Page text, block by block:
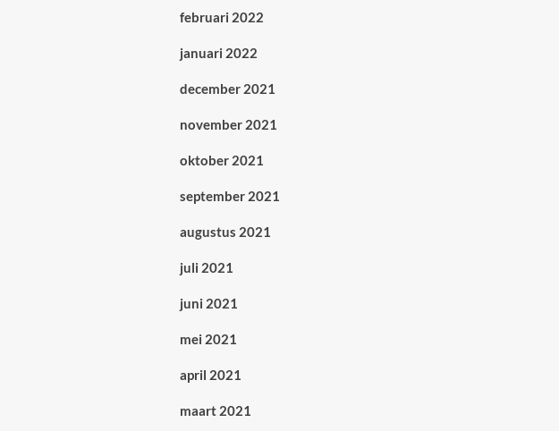
februari 2022
januari 2022
december 2021
november 2021
oktober 2021
september 2021
augustus 2021
juli 2021
juni 2021
mei 2021
april 2021
maart 2021